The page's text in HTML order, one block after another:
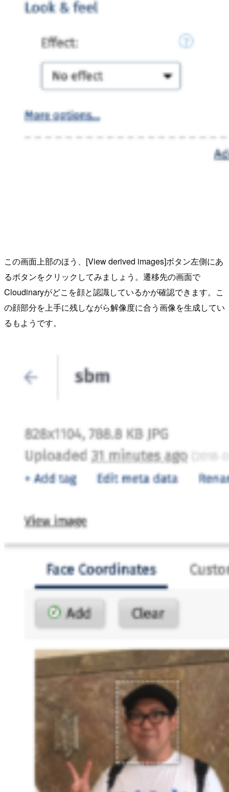
この画面上部のほう、[View derived images]ボタン左側にあ
るボタンをクリックしてみましょう。遷移先の画面で
Cloudinaryがどこを顔と認識しているかが確認できます。こ
の顔部分を上手に残しながら解像度に合う画像を生成してい
るもようです。